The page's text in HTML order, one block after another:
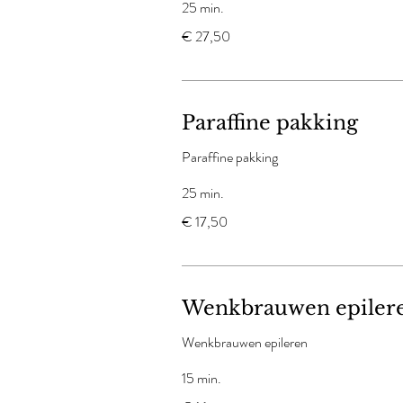
25 min.
euro
€ 27,50
Paraffine pakking
Paraffine pakking
25 min.
euro
€ 17,50
Wenkbrauwen
Wenkbrauwen epileren
15 min.